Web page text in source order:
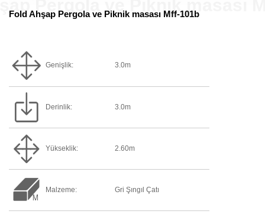
Fold Ahşap Pergola ve Piknik masası Mff-101b
Genişlik: 3.0m
Derinlik: 3.0m
Yükseklik: 2.60m
Malzeme: Gri Şıngıl Çatı